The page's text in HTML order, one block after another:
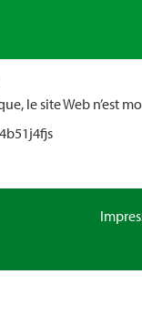
le site Web n’est